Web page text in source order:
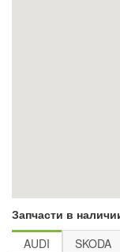
Запчасти в
AUDI
SKODA